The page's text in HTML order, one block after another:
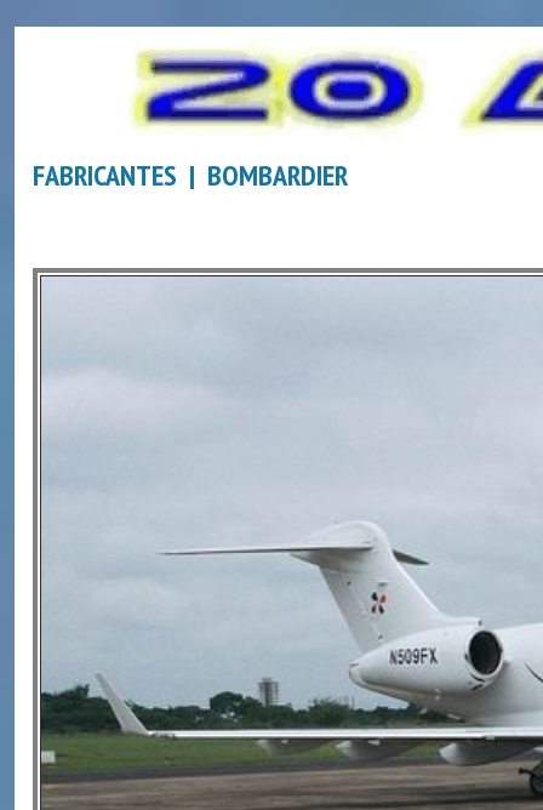
FABRICANTES | BOMBARDIER